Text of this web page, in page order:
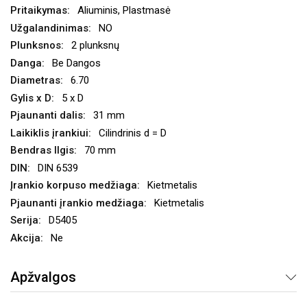
Aliuminis, Plastmasė
NO
2 plunksnų
Be Dangos
6.70
5 x D
31 mm
Cilindrinis d = D
70 mm
DIN 6539
Kietmetalis
Kietmetalis
D5405
Ne
Apžvalgos